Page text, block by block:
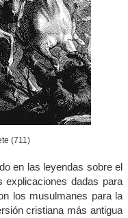
(711)
en las leyendas sobre el
explicaciones dadas para
los musulmanes para la
cristiana más antigua